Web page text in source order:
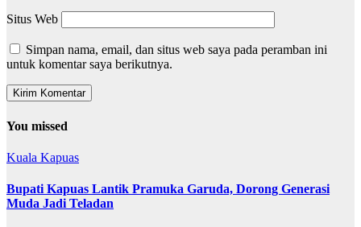
Situs Web
Simpan nama, email, dan situs web saya pada peramban ini
untuk komentar saya berikutnya.
You missed
Kuala Kapuas
Bupati Kapuas Lantik Pramuka Garuda, Dorong Generasi
Muda Jadi Teladan